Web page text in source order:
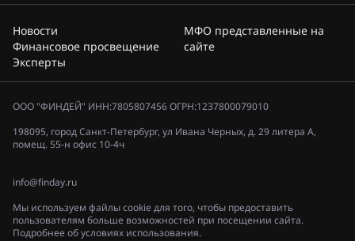
Новости
Финансовое просвещение
Эксперты
МФО представленные на
сайте
ООО "ФИНДЕЙ" ИНН:7805807456 ОГРН:1237800079010
198095, город Санкт-Петербург, ул Ивана Черных, д. 29 литера А,
помещ. 55-н офис 10-4ч
info@finday.ru
Мы используем файлы cookie для того, чтобы предоставить
пользователям больше возможностей при посещении сайта.
Подробнее об условиях использования.